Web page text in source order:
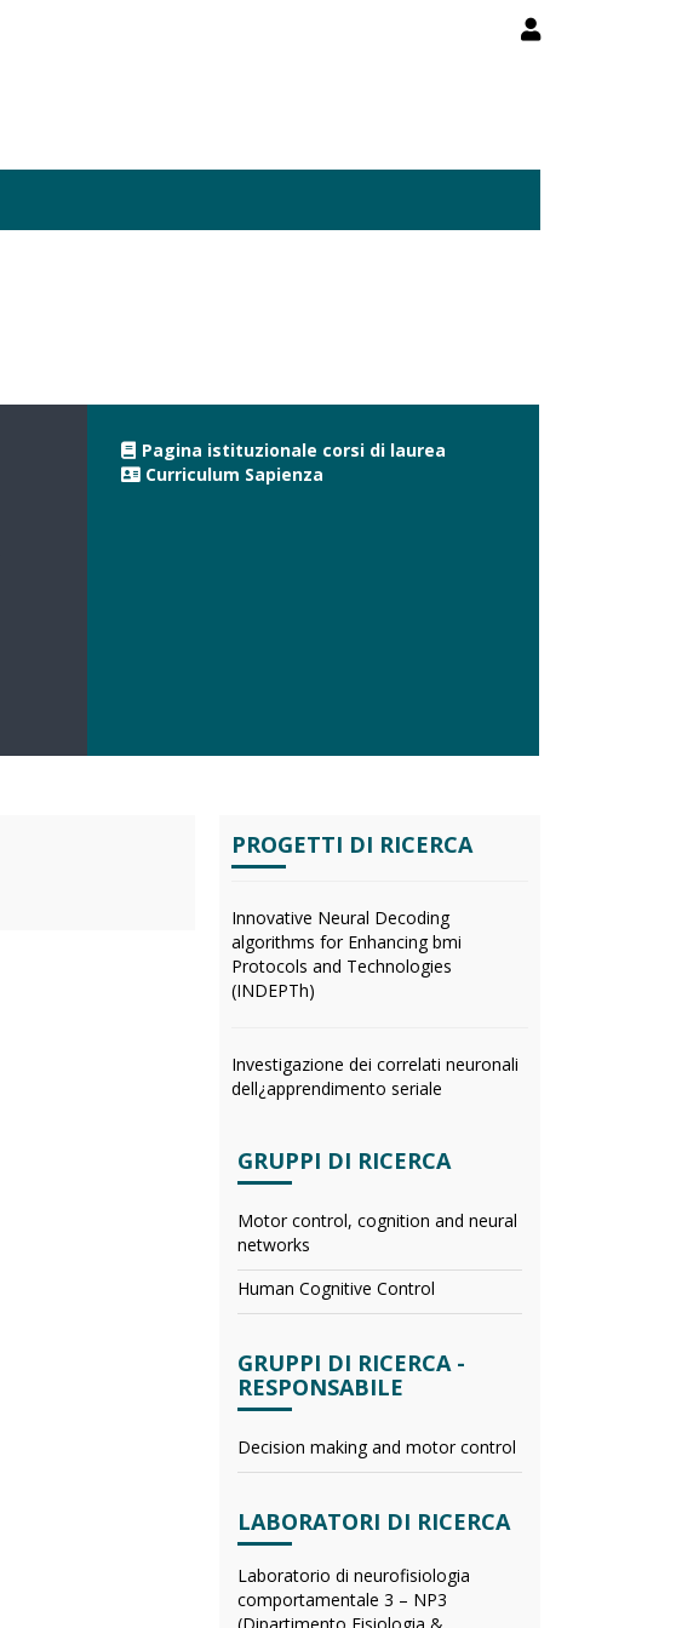
Pagina istituzionale corsi di laurea
Curriculum Sapienza
PROGETTI DI RICERCA
Innovative Neural Decoding
algorithms for Enhancing bmi
Protocols and Technologies
(INDEPTh)
Investigazione dei correlati neuronali
dell¿apprendimento seriale
GRUPPI DI RICERCA
Motor control, cognition and neural
networks
Human Cognitive Control
GRUPPI DI RICERCA -
RESPONSABILE
Decision making and motor control
LABORATORI DI RICERCA
Laboratorio di neurofisiologia
comportamentale 3 – NP3